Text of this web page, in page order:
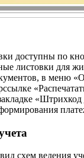
доступны по
листовки для
в меню
схем ведения